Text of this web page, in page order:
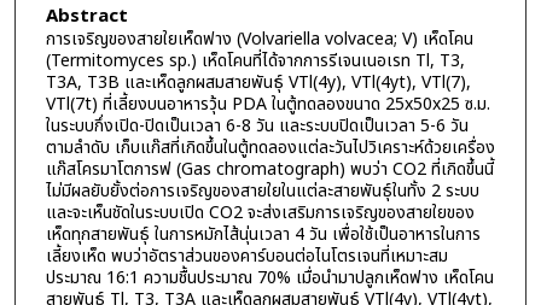
Abstract
การเจริญของสายใยเห็ดฟาง (Volvariella volvacea; V) เห็ดโคน
(Termitomyces sp.) เห็ดโคนที่ได้จากการรีเจนเนอเรท Tl, T3,
T3A, T3B และเห็ดลูกผสมสายพันธุ์ VTl(4y), VTl(4yt), VTl(7),
VTl(7t) ที่เลี้ยงบนอาหารวุ้น PDA ในตู้ทดลองขนาด 25x50x25 ซ.ม.
ในระบบกึ่งเปิด-ปิดเป็นเวลา 6-8 วัน และระบบปิดเป็นเวลา 5-6 วัน
ตามลำดับ เก็บแก๊สที่เกิดขึ้นในตู้ทดลองแต่ละวันไปวิเคราะห์ด้วยเครื่อง
แก๊สโครมาโตการฟ (Gas chromatograph) พบว่า CO2 ที่เกิดขึ้นนี้
ไม่มีผลยับยั้งต่อการเจริญของสายใยในแต่ละสายพันธุ์ในทั้ง 2 ระบบ
และจะเห็นชัดในระบบเปิด CO2 จะส่งเสริมการเจริญของสายใยของ
เห็ดทุกสายพันธุ์ ในการหมักไส้นุ่นเวลา 4 วัน เพื่อใช้เป็นอาหารในการ
เลี้ยงเห็ด พบว่าอัตราส่วนของคาร์บอนต่อไนโตรเจนที่เหมาะสม
ประมาณ 16:1 ความชื้นประมาณ 70% เมื่อนำมาปลูกเห็ดฟาง เห็ดโคน
สายพันธุ์ Tl, T3, T3A และเห็ดลูกผสมสายพันธุ์ VTl(4y), VTl(4yt),